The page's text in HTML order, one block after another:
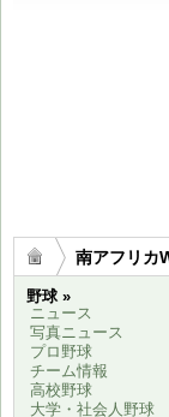
南アフリカ
野球 »
ニュース
写真ニュース
プロ野球
チーム情報
高校野球
大学・社会人野球